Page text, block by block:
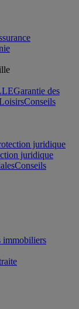
Garantie des
Conseils
juridique
juridique
Conseils